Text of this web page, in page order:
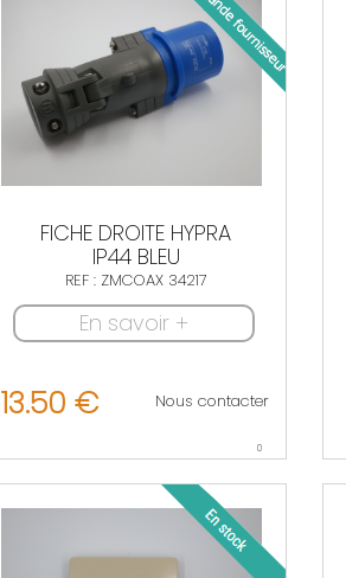
FICHE DROITE HYPRA
IP44 BLEU
REF : ZMCOAX 34217
En savoir +
13.50 € Nous contacter
0